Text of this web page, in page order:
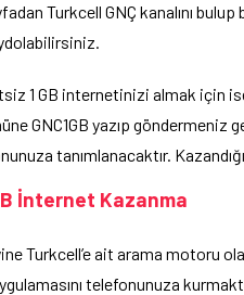
Turkcell GNÇ kanalını
1 GB internetinizi almak için
GNC1GB yazıp göndermeniz
tanımlanacaktır.
İnternet Kazanma
Turkcell’e ait arama motoru
telefonunuza